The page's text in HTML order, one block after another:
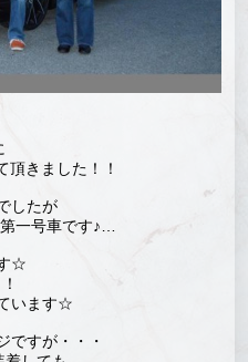
頂きました！！
したが
一号車です♪…
☆
います☆
ですが・・・